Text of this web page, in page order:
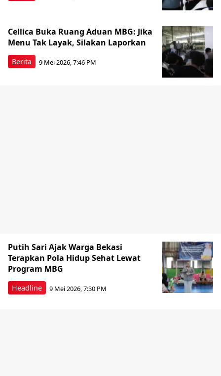
Berita
Cellica Buka Ruang Aduan MBG: Jika
Menu Tak Layak, Silakan Laporkan
9 Mei 2026, 7:46 PM
Headline
Putih Sari Ajak Warga Bekasi
Terapkan Pola Hidup Sehat Lewat
Program MBG
9 Mei 2026, 7:30 PM